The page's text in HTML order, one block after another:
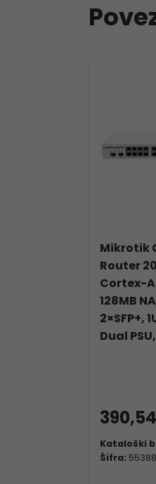
Mikrotik
Router
Cortex-
128MB
2×SFP+,
Dual
Kataloški
Šifra: 55388